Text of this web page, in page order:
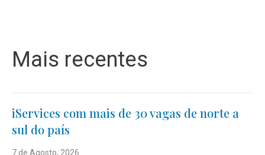
Mais recentes
iServices com mais de 30 vagas de norte a
sul do país
7 de Agosto, 2026